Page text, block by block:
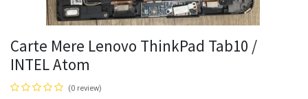
Carte Mere Lenovo ThinkPad Tab10 /
INTEL Atom
(0 review)